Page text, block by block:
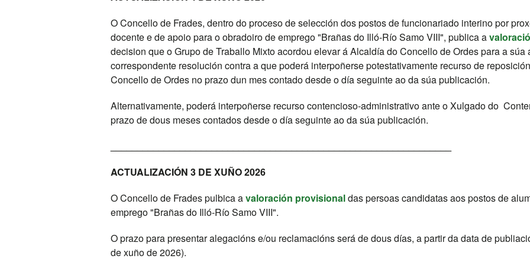
O Concello de Frades, dentro do proceso de selección dos postos de funcionariado interino por
docente e de apoio para o obradoiro de emprego "Brañas do Illó-Río Samo VIII", publica a
decision que o Grupo de Traballo Mixto acordou elevar á Alcaldía do Concello de Ordes para a súa
correspondente resolución contra a que poderá interpoñerse potestativamente recurso de
Concello de Ordes no prazo dun mes contado desde o día seguinte ao da súa publicación.
Alternativamente, poderá interpoñerse recurso contencioso-administrativo ante o Xulgado do
prazo de dous meses contados desde o día seguinte ao da súa publicación.
ACTUALIZACIÓN 3 DE XUÑO 2026
O Concello de Frades pulbica avaloración provisionaldas persoas candidatas aos postos de
emprego "Brañas do Illó-Río Samo VIII".
O prazo para presentar alegacións e/ou reclamacións será de dous días, a partir da data de
de xuño de 2026).